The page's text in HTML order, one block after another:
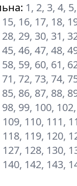
: 1, 2, 3, 4,
16, 17, 18,
29, 30, 31,
46, 47, 48,
59, 60, 61,
72, 73, 74,
86, 87, 88,
99, 100,
110, 111,
119, 120,
128, 130,
142, 143,